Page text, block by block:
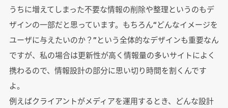
うちに増えてしまった不要な情報の削除や整理というのもデ
ザインの一部だと思っています。もちろん“どんなイメージを
ユーザに与えたいのか？”という全体的なデザインも重要なん
ですが、私の場合は更新性が高く情報量の多いサイトによく
携わるので、情報設計の部分に思い切り時間を割くんです
よ。
例えばクライアントがメディアを運用するとき、どんな設計